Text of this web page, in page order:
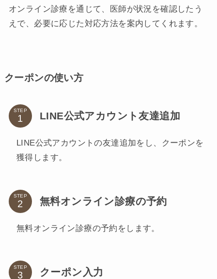
オンライン診療を通じて、医師が状況を確認したう
えで、必要に応じた対応方法を案内してくれます。
クーポンの使い方
STEP LINE公式アカウント友達追加
LINE公式アカウントの友達追加をし、クーポンを
獲得します。
STEP 無料オンライン診療の予約
無料オンライン診療の予約をします。
STEP クーポン入力